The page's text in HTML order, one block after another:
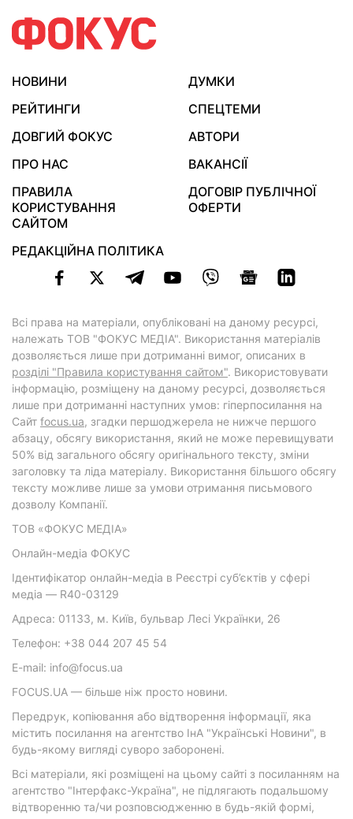
НОВИНИ
ДУМКИ
РЕЙТИНГИ
СПЕЦТЕМИ
ДОВГИЙ ФОКУС
АВТОРИ
ПРО НАС
ВАКАНСІЇ
ПРАВИЛА
КОРИСТУВАННЯ
САЙТОМ
ДОГОВІР ПУБЛІЧНОЇ
ОФЕРТИ
РЕДАКЦІЙНА ПОЛІТИКА
Всі права на матеріали, опубліковані на даному ресурсі,
належать ТОВ "ФОКУС МЕДІА". Використання матеріалів
дозволяється лише при дотриманні вимог, описаних в
розділі "Правила користування сайтом". Використовувати
інформацію, розміщену на даному ресурсі, дозволяється
лише при дотриманні наступних умов: гіперпосилання на
Cайт focus.ua, згадки першоджерела не нижче першого
абзацу, обсягу використання, який не може перевищувати
50% від загального обсягу оригінального тексту, зміни
заголовку та ліда матеріалу. Використання більшого обсягу
тексту можливе лише за умови отримання письмового
дозволу Компанії.
ТОВ «ФОКУС МЕДІА»
Онлайн-медіа ФОКУС
Ідентифікатор онлайн-медіа в Реєстрі суб’єктів у сфері
медіа — R40-03129
Адреса: 01133, м. Київ, бульвар Лесі Українки, 26
Телефон: +38 044 207 45 54
E-mail: info@focus.ua
FOCUS.UA — більше ніж просто новини.
Передрук, копіювання або відтворення інформації, яка
містить посилання на агентство ІнА "Українські Новини", в
будь-якому вигляді суворо заборонені.
Всі матеріали, які розміщені на цьому сайті з посиланням на
агентство "Інтерфакс-Україна", не підлягають подальшому
відтворенню та/чи розповсюдженню в будь-якій формі,